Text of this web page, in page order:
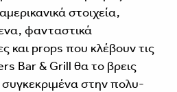
στοιχεία,
φανταστικά
και props που κλέβουν τις
Bar & Grill θα το βρεις
στην πολυ­